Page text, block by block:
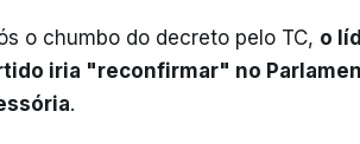
o chumbo do decreto pelo TC, o
iria "reconfirmar" no
.